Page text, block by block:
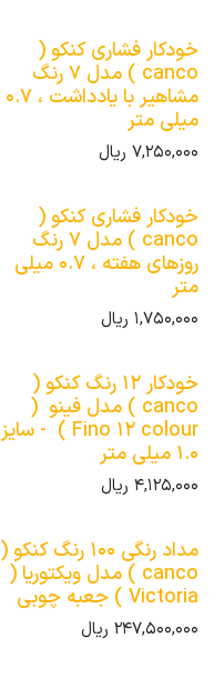
خودکار فشاری کنکو (
canco ) مدل 7 رنگ
مشاهیر با یادداشت ، 0.7
میلی متر
7,250,000 ریال
خودکار فشاری کنکو (
canco ) مدل 7 رنگ
روزهای هفته ، 0.7 میلی
متر
1,750,000 ریال
خودکار 12 رنگ کنکو (
canco ) مدل فینو (
Fino 12 colour ) - سایز
1.0 میلی متر
4,125,000 ریال
مداد رنگی 100 رنگ کنکو (
canco ) مدل ویکتوریا (
Victoria ) جعبه چوبی
247,500,000 ریال